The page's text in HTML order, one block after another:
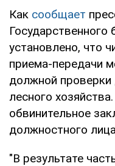
Как сообщает
установлено, что
приема-передачи
должной проверки
лесного
обвинительное
должностного
"В результате